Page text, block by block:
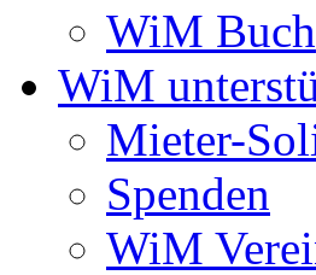
WiM Buch
WiM
Mieter-
Spenden
WiM